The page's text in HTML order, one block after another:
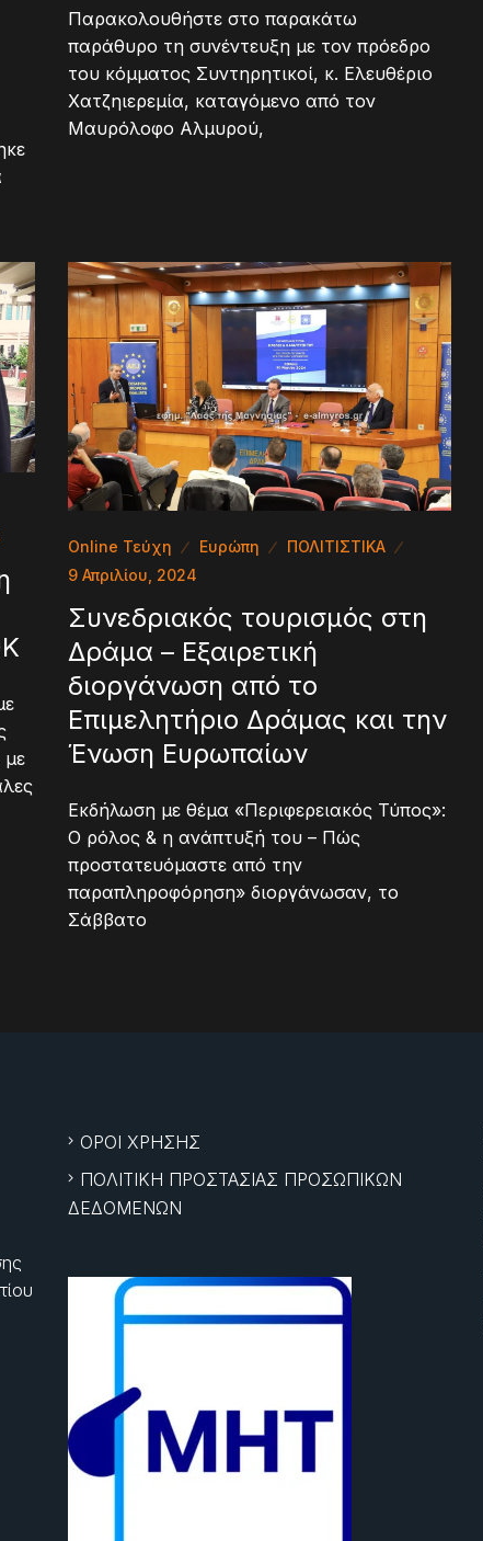
Παρακολουθήστε στο παρακάτω
παράθυρο τη συνέντευξη με τον πρόεδρο
του κόμματος Συντηρητικοί, κ. Ελευθέριο
Χατζηιερεμία, καταγόμενο από τον
Μαυρόλοφο Αλμυρού,
με
Online Τεύχη Ευρώπη
ΠΟΛΙΤΙΣΤΙΚΑ
9 Απριλίου, 2024
Συνεδριακός τουρισμός στη
Δράμα – Εξαιρετική
διοργάνωση από το
Επιμελητήριο Δράμας και την
Ένωση Ευρωπαίων
Εκδήλωση με θέμα «Περιφερειακός Τύπος»:
Ο ρόλος & η ανάπτυξή του – Πώς
προστατευόμαστε από την
παραπληροφόρηση» διοργάνωσαν, το
Σάββατο
ΟΡΟΙ ΧΡΗΣΗΣ
ΠΟΛΙΤΙΚΗ ΠΡΟΣΤΑΣΙΑΣ ΠΡΟΣΩΠΙΚΩΝ
ΔΕΔΟΜΕΝΩΝ